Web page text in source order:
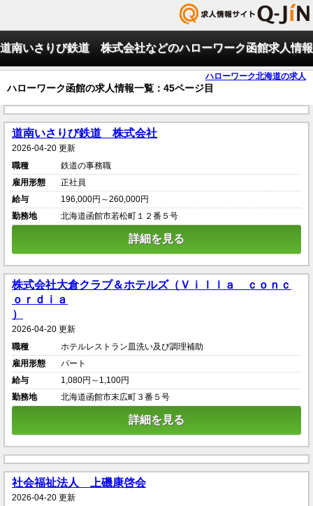
道南いさりび鉄道 株式会社などのハローワーク函館求人情報
ハローワーク北海道の求人
ハローワーク函館の求人情報一覧：45ページ目
道南いさりび鉄道 株式会社
2026-04-20 更新
職種
鉄道の事務職
雇用形態
正社員
給与
196,000円～260,000円
勤務地
北海道函館市若松町１２番５号
詳細を見る
株式会社大倉クラブ＆ホテルズ（Ｖｉｌｌａ ｃｏｎｃ
ｏｒｄｉａ
）
2026-04-20 更新
職種
ホテルレストラン皿洗い及び調理補助
雇用形態
パート
給与
1,080円～1,100円
勤務地
北海道函館市末広町３番５号
詳細を見る
社会福祉法人 上磯康啓会
2026-04-20 更新